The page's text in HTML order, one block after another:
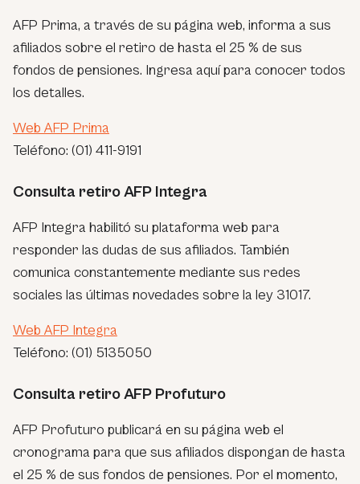
AFP Prima, a través de su página web, informa a sus
afiliados sobre el retiro de hasta el 25 % de sus
fondos de pensiones. Ingresa aquí para conocer todos
los detalles.
Web AFP Prima
Teléfono: (01) 411-9191
Consulta retiro AFP Integra
AFP Integra habilitó su plataforma web para
responder las dudas de sus afiliados. También
comunica constantemente mediante sus redes
sociales las últimas novedades sobre la ley 31017.
Web AFP Integra
Teléfono: (01) 5135050
Consulta retiro AFP Profuturo
AFP Profuturo publicará en su página web el
cronograma para que sus afiliados dispongan de hasta
el 25 % de sus fondos de pensiones. Por el momento,